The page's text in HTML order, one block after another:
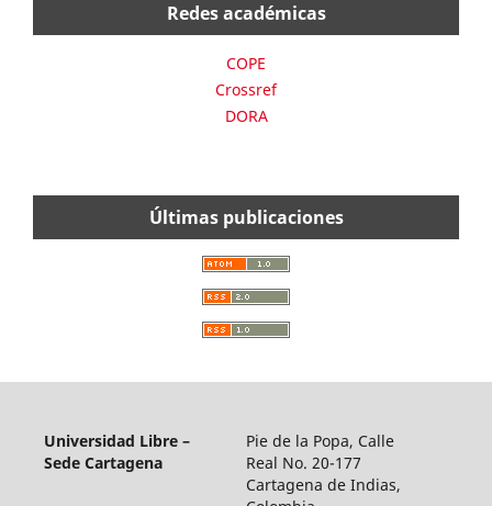
Redes académicas
COPE
Crossref
DORA
Últimas publicaciones
Universidad Libre –
Sede Cartagena
Pie de la Popa, Calle
Real No. 20-177
Cartagena de Indias,